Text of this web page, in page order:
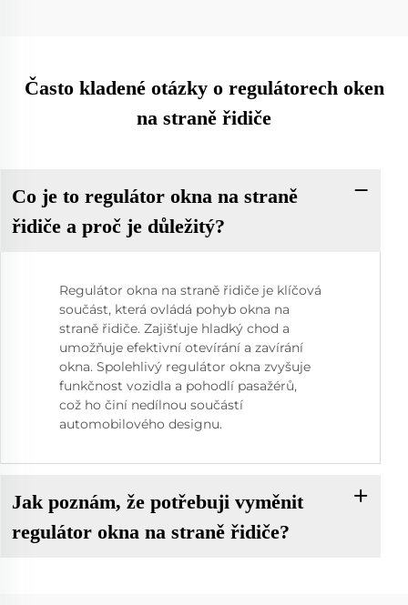
Často kladené otázky o regulátorech oken
na straně řidiče
Co je to regulátor okna na straně
řidiče a proč je důležitý?
Regulátor okna na straně řidiče je klíčová
součást, která ovládá pohyb okna na
straně řidiče. Zajišťuje hladký chod a
umožňuje efektivní otevírání a zavírání
okna. Spolehlivý regulátor okna zvyšuje
funkčnost vozidla a pohodlí pasažérů,
což ho činí nedílnou součástí
automobilového designu.
Jak poznám, že potřebuji vyměnit
regulátor okna na straně řidiče?